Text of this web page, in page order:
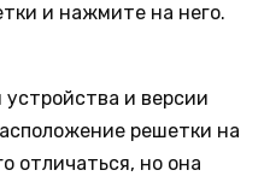
и нажмите на него.
и версии
решетки на
отличаться, но она